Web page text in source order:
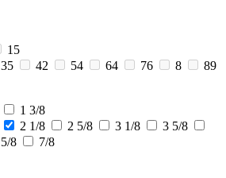
15
35 42 54 64 76 8
89
1 3/8
2 1/8 2 5/8 3 1/8
3 5/8
5/8
7/8